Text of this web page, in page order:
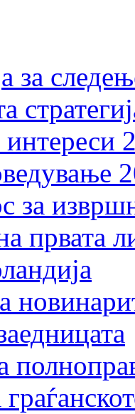
за
интереси
за
првата